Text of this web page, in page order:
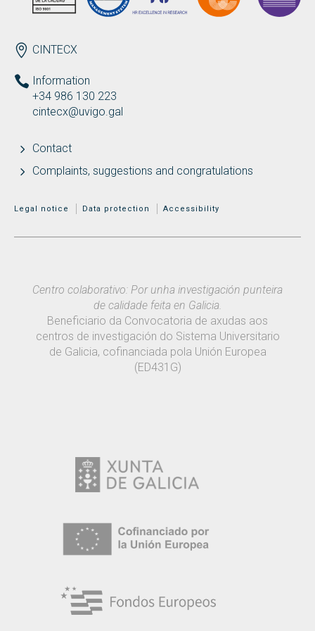
ENDEREZO EN
CINTECX
Information
+34 986 130 223
cintecx@uvigo.gal
Contact
Complaints, suggestions and congratulations
MENÚ ADICIONAL
Legal notice Data protection Accessibility
Centro colaborativo: Por unha investigación punteira
de calidade feita en Galicia.
Beneficiario da Convocatoria de axudas aos
centros de investigación do Sistema Universitario
de Galicia, cofinanciada pola Unión Europea
(ED431G)